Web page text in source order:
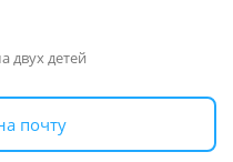
двух детей
почту